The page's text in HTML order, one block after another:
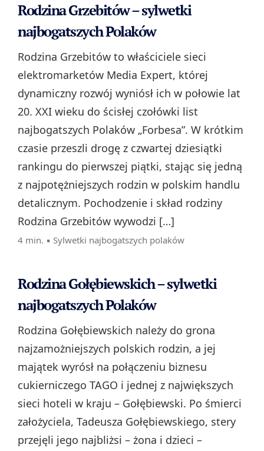
Rodzina Grzebitów – sylwetki
najbogatszych Polaków
Rodzina Grzebitów to właściciele sieci
elektromarketów Media Expert, której
dynamiczny rozwój wyniósł ich w połowie lat
20. XXI wieku do ścisłej czołówki list
najbogatszych Polaków „Forbesa”. W krótkim
czasie przeszli drogę z czwartej dziesiątki
rankingu do pierwszej piątki, stając się jedną
z najpotężniejszych rodzin w polskim handlu
detalicznym. Pochodzenie i skład rodziny
Rodzina Grzebitów wywodzi […]
4 min. ▪ Sylwetki najbogatszych polaków
Rodzina Gołębiewskich – sylwetki
najbogatszych Polaków
Rodzina Gołębiewskich należy do grona
najzamożniejszych polskich rodzin, a jej
majątek wyrósł na połączeniu biznesu
cukierniczego TAGO i jednej z największych
sieci hoteli w kraju – Gołębiewski. Po śmierci
założyciela, Tadeusza Gołębiewskiego, stery
przejęli jego najbliżsi – żona i dzieci –